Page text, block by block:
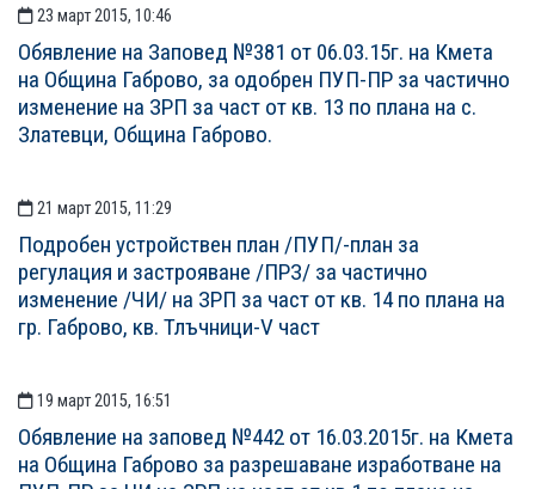
23 март 2015, 10:46
Обявление на Заповед №381 от 06.03.15г. на Кмета
на Община Габрово, за одобрен ПУП-ПР за частично
изменение на ЗРП за част от кв. 13 по плана на с.
Златевци, Община Габрово.
21 март 2015, 11:29
Подробен устройствен план /ПУП/-план за
регулация и застрояване /ПРЗ/ за частично
изменение /ЧИ/ на ЗРП за част от кв. 14 по плана на
гр. Габрово, кв. Тлъчници-V част
19 март 2015, 16:51
Oбявление на заповед №442 от 16.03.2015г. на Кмета
на Община Габрово за разрешаване изработване на